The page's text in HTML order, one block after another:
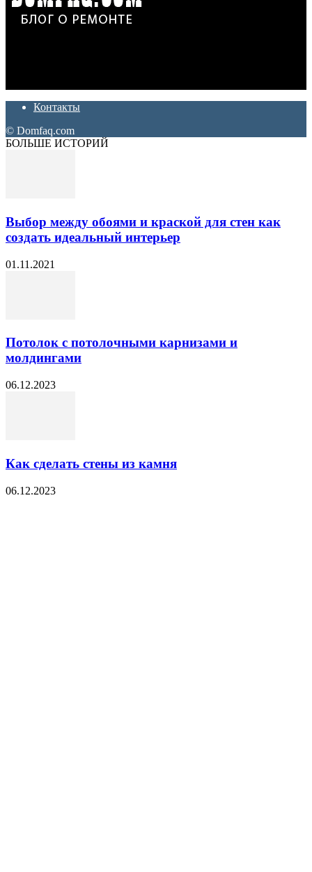
Контакты
© Domfaq.com
БОЛЬШЕ ИСТОРИЙ
Выбор между обоями и краской для стен как
создать идеальный интерьер
01.11.2021
Потолок с потолочными карнизами и
молдингами
06.12.2023
Как сделать стены из камня
06.12.2023